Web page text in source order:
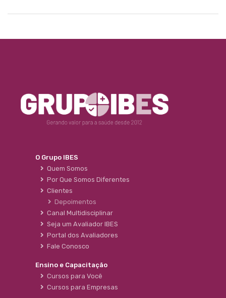
O Grupo IBES
Quem Somos
Por Que Somos Diferentes
Clientes
Depoimentos
Canal Multidisciplinar
Seja um Avaliador IBES
Portal dos Avaliadores
Fale Conosco
Ensino e Capacitação
Cursos para Você
Cursos para Empresas